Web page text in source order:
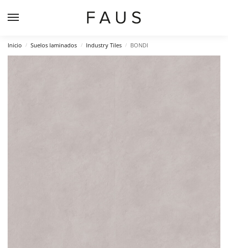
Inicio / Suelos laminados / Industry Tiles / BONDI